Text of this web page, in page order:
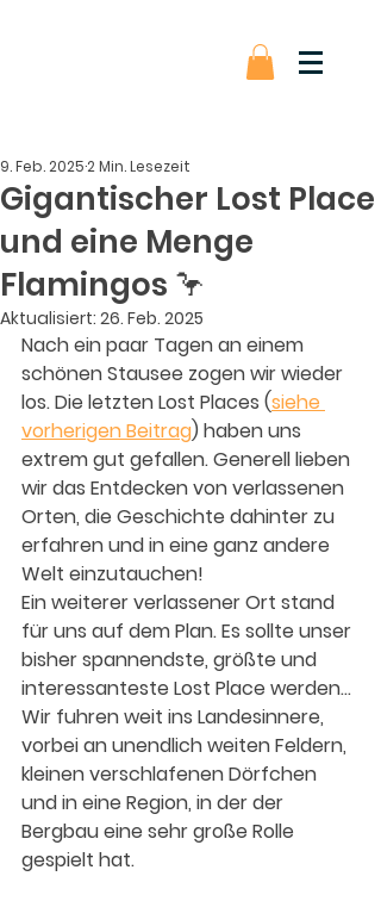
Gigantischer Lost Place
und eine Menge
Flamingos 🦩
9. Feb. 20252 Min. Lesezeit
Aktualisiert: 26. Feb. 2025
Nach ein paar Tagen an einem
schönen Stausee zogen wir wieder
los. Die letzten Lost Places (siehe
vorherigen Beitrag) haben uns
extrem gut gefallen. Generell lieben
wir das Entdecken von verlassenen
Orten, die Geschichte dahinter zu
erfahren und in eine ganz andere
Welt einzutauchen!
Ein weiterer verlassener Ort stand
für uns auf dem Plan. Es sollte unser
bisher spannendste, größte und
interessanteste Lost Place werden...
Wir fuhren weit ins Landesinnere,
vorbei an unendlich weiten Feldern,
kleinen verschlafenen Dörfchen
und in eine Region, in der der
Bergbau eine sehr große Rolle
gespielt hat.